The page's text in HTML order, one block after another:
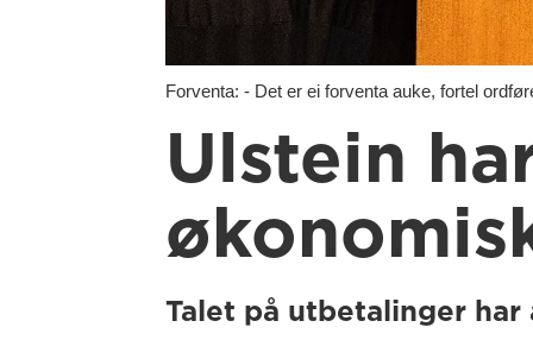
Forventa: - Det er ei forventa auke, fortel
Ulstein
Talet på utbetalinger har